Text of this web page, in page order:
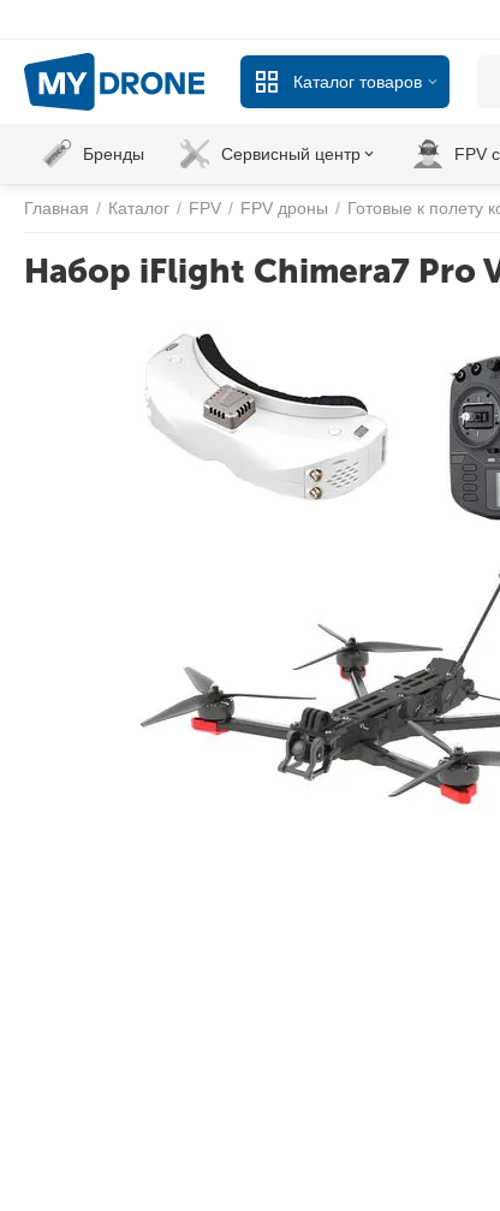
Каталог товаров
Бренды Сервисный центр FPV
Главная / Каталог / FPV / FPV дроны / Готовые к полету
Набор iFlight Chimera7 Pro